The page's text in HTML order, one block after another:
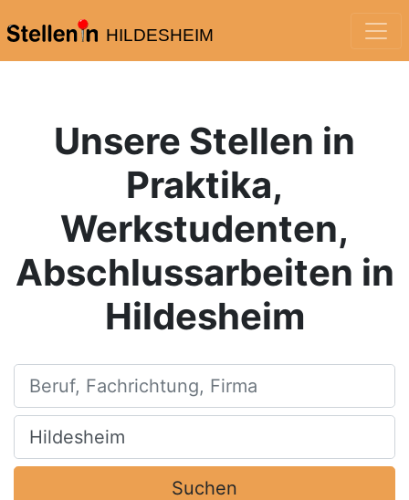
HILDESHEIM
Unsere Stellen in
Praktika,
Werkstudenten,
Abschlussarbeiten in
Hildesheim
Beruf, Fachrichtung, Firma
Ort, Stadt
Suchen